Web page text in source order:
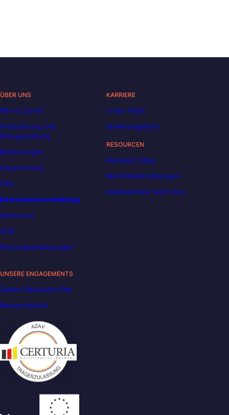
ÜBER UNS
Wer ist Liora?
Finanzierung und
Preisgestaltung
Bewertungen
Hausordnung
FAQ
Datenschutzverordnung
Impressum
AGB
Nutzungsbedingungen
KARRIERE
Unser Team
Stellenangebote
RESOURCEN
Decoded | Blog
Berufsbeschreibungen
DataScientest wird Liora
UNSERE ENGAGEMENTS
Carbon Reduction Plan
Barrierefreiheit